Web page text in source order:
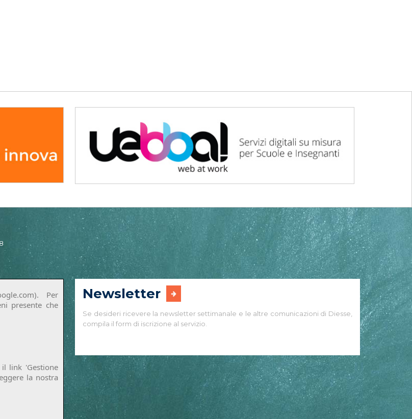
Per
presente che
link 'Gestione
la nostra
Newsletter
Se desideri ricevere la newsletter settimanale e le altre comunicazioni di Diesse,
compila il form di iscrizione al servizio.